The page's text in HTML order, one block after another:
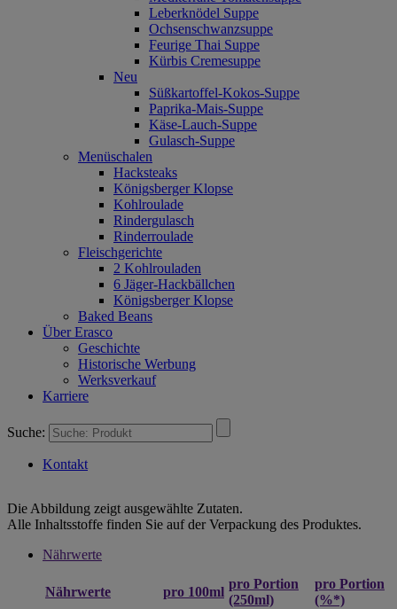
Leberknödel Suppe
Ochsenschwanzsuppe
Feurige Thai Suppe
Kürbis Cremesuppe
Neu
Süßkartoffel‐Kokos‐Suppe
Paprika‐Mais‐Suppe
Käse‐Lauch‐Suppe
Gulasch‐Suppe
Menüschalen
Hacksteaks
Königsberger Klopse
Kohlroulade
Rindergulasch
Rinderroulade
Fleischgerichte
2 Kohlrouladen
6 Jäger-Hackbällchen
Königsberger Klopse
Baked Beans
Über Erasco
Geschichte
Historische Werbung
Werksverkauf
Karriere
Suche:
Kontakt
Die Abbildung zeigt ausgewählte Zutaten.
Alle Inhaltsstoffe finden Sie auf der Verpackung des Produktes.
Nährwerte
Nährwerte pro 100ml
pro Portion
(250ml)
pro Portion
(%*)